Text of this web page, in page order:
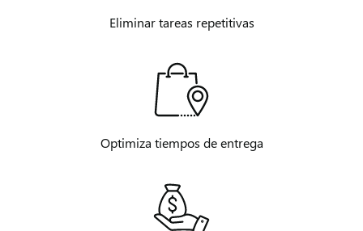
Eliminar tareas repetitivas
Optimiza tiempos de entrega